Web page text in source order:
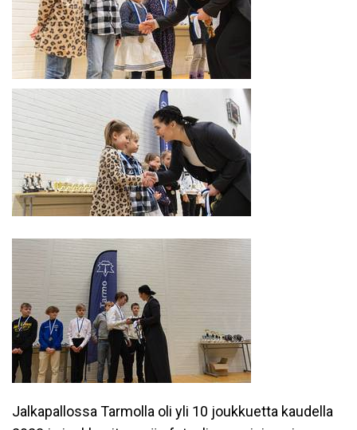
Jalkapallossa Tarmolla oli yli 10 joukkuetta kaudella